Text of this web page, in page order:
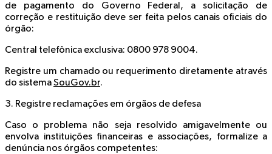
de pagamento do Governo Federal, a solicitação de
correção e restituição deve ser feita pelos canais oficiais do
órgão:
Central telefônica exclusiva: 0800 978 9004.
Registre um chamado ou requerimento diretamente através
do sistemaSouGov.br.
3. Registre reclamações em órgãos de defesa
Caso o problema não seja resolvido amigavelmente ou
envolva instituições financeiras e associações, formalize a
denúncia nos órgãos competentes: